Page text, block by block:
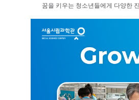
꿈을 키우는 청소년들에게 다양한